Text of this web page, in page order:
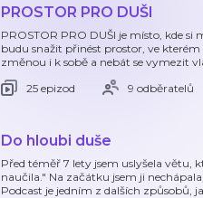
PROSTOR PRO DUŠI
PROSTOR PRO DUŠI je místo, kde si
budu snažit přinést prostor, ve
změnou i k sobě a nebát se vymezit
25 epizod
9 odběratelů
Do hloubi duše
Před téměř 7 lety jsem uslyšela větu,
naučila." Na začátku jsem ji
Podcast je jedním z dalších způsobů,